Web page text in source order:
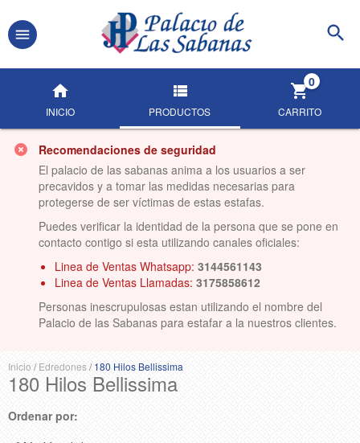
INICIO PRODUCTOS CARRITO
0
Recomendaciones de seguridad
El palacio de las sabanas anima a los usuarios a ser
precavidos y a tomar las medidas necesarias para
protegerse de ser víctimas de estas estafas.
Puedes verificar la identidad de la persona que se pone en
contacto contigo si esta utilizando canales oficiales:
Linea de Ventas Whatsapp: 3144561143
Linea de Ventas Llamadas: 3175858612
Personas inescrupulosas estan utilizando el nombre del
Palacio de las Sabanas para estafar a la nuestros clientes.
Inicio / Edredones/ 180 Hilos Bellissima
180 Hilos Bellissima
Ordenar por: